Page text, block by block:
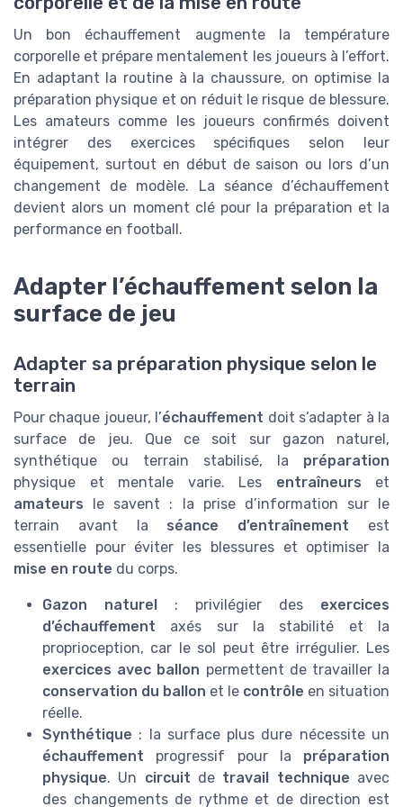
Un bon échauffement augmente la température
corporelle et prépare mentalement les joueurs à l’effort.
En adaptant la routine à la chaussure, on optimise la
préparation physique et on réduit le risque de blessure.
Les amateurs comme les joueurs confirmés doivent
intégrer des exercices spécifiques selon leur
équipement, surtout en début de saison ou lors d’un
changement de modèle. La séance d’échauffement
devient alors un moment clé pour la préparation et la
performance en football.
Adapter l’échauffement selon la
surface de jeu
Adapter sa préparation physique selon le
terrain
Pour chaque joueur, l’échauffement doit s’adapter à la
surface de jeu. Que ce soit sur gazon naturel,
synthétique ou terrain stabilisé, la préparation
physique et mentale varie. Les entraîneurs et
amateurs le savent : la prise d’information sur le
terrain avant la séance d’entraînement est
essentielle pour éviter les blessures et optimiser la
mise en route du corps.
Gazon naturel : privilégier des exercices
d’échauffement axés sur la stabilité et la
proprioception, car le sol peut être irrégulier. Les
exercices avec ballon permettent de travailler la
conservation du ballon et le contrôle en situation
réelle.
Synthétique : la surface plus dure nécessite un
échauffement progressif pour la préparation
physique. Un circuit de travail technique avec
des changements de rythme et de direction est